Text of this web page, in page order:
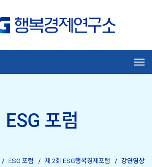
ESG 포럼
ESG 포럼 제 2회 ESG행복경제포럼 강연영상